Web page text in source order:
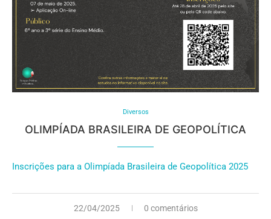
Diversos
OLIMPÍADA BRASILEIRA DE GEOPOLÍTICA
Inscrições para a Olimpíada Brasileira de Geopolítica 2025
22/04/2025 0 comentários